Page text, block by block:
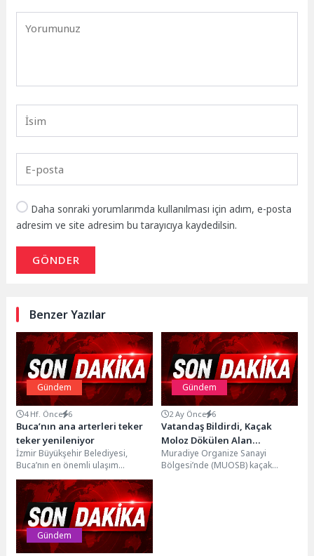
Daha sonraki yorumlarımda kullanılması için adım, e-posta
adresim ve site adresim bu tarayıcıya kaydedilsin.
GÖNDER
Benzer Yazılar
Gündem
4 Hf. Önce 6
Buca’nın ana arterleri teker
teker yenileniyor
İzmir Büyükşehir Belediyesi,
Buca’nın en önemli ulaşım
güzergahlarından Cemil Şeboy
Caddesi’ni baştan sona yeniledi.
Yol...
Gündem
2 Ay Önce 6
Vatandaş Bildirdi, Kaçak
Moloz Dökülen Alan
Temizlendi
Muradiye Organize Sanayi
Bölgesi’nde (MUOSB) kaçak
Gündem